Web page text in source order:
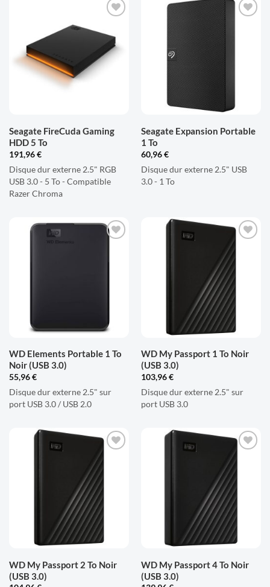
AJOUTER
À LA
D'ENVIES
Seagate FireCuda Gaming
HDD 5 To
191,96€
Disque dur externe 2.5" RGB
USB 3.0 - 5 To - Compatible
Razer Chroma
AJOUTER
À LA
LISTE
D'ENVIES
Seagate Expansion Portable
1 To
60,96€
Disque dur externe 2.5" USB
3.0 - 1 To
WD Elements Portable 1 To
Noir (USB 3.0)
55,96€
Disque dur externe 2.5" sur
port USB 3.0 / USB 2.0
AJOUTER
À LA
LISTE
D'ENVIES
WD My Passport 1 To Noir
(USB 3.0)
103,96€
Disque dur externe 2.5" sur
port USB 3.0
AJOUTER
À LA
LISTE
D'ENVIES
WD My Passport 2 To Noir
(USB 3.0)
AJOUTER
À LA
LISTE
D'ENVIES
WD My Passport 4 To Noir
(USB 3.0)